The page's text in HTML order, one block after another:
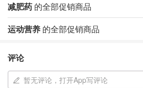
减肥药 的全部促销商品
运动营养 的全部促销商品
评论
暂无评论，打开App写评论